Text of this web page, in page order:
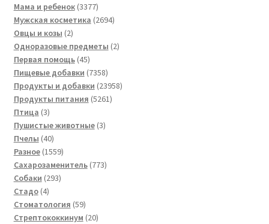
товаров
Мама и ребенок 33773377
товаров
Мужская косметика 26942694
Овцы и козы 22
товара
Одноразовые предметы 22
Первая помощь 4545
товаров
Пищевые добавки 73587358
товаров
Продукты и добавки 2395823958
Продукты питания 52615261
Птица 33
товара
Пушистые животные 33
Пчелы 4040
товаров
Разное 15591559
товаров
Сахарозаменитель 773773
Собаки 293293
Стадо 44
товара
Стоматология 5959
товаров
Стрептококкинум 2020